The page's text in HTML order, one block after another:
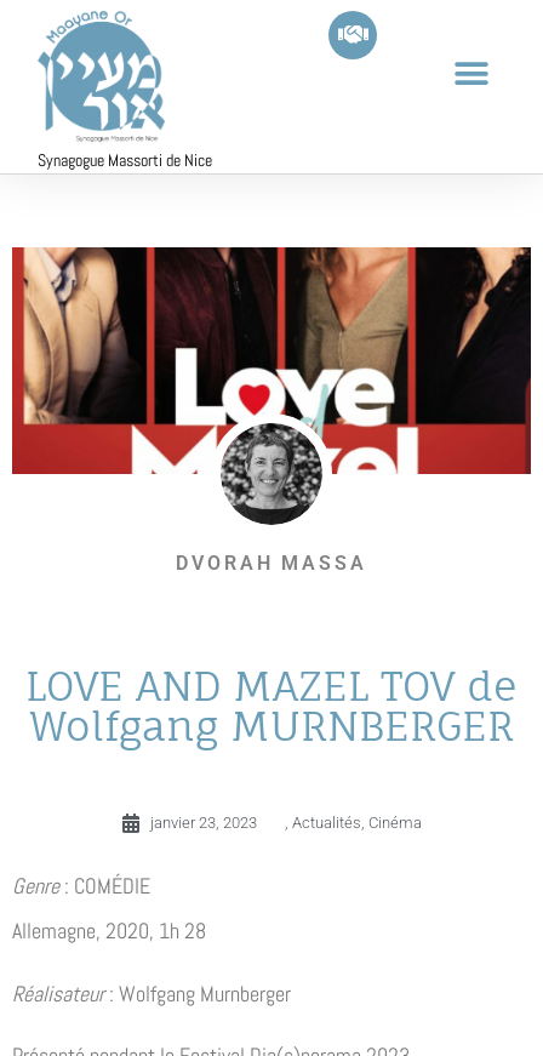
Synagogue Massorti de Nice
DVORAH MASSA
LOVE AND MAZEL TOV de
Wolfgang MURNBERGER
janvier 23, 2023 , Actualités, Cinéma
Genre: COMÉDIE
Allemagne, 2020, 1h 28
Réalisateur: Wolfgang Murnberger